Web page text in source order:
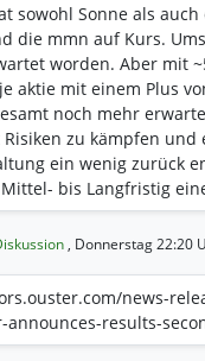
sowohl Sonne als
die mmn auf Kurs.
worden. Aber mit
aktie mit einem Plus
noch mehr
zu kämpfen und
ein wenig zurück
bis Langfristig
der
hochschießen und auch
Euphorie
große
, Donnerstag 22:20
news-
announces-results-